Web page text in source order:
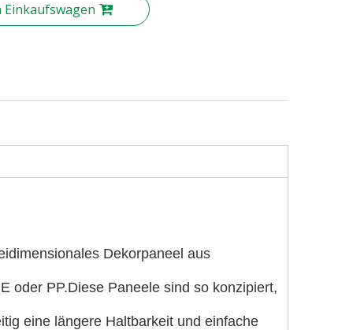
Einkaufswagen
Dekorpaneel aus
oder PP.Diese Paneele sind so konzipiert,
eine längere Haltbarkeit und einfache